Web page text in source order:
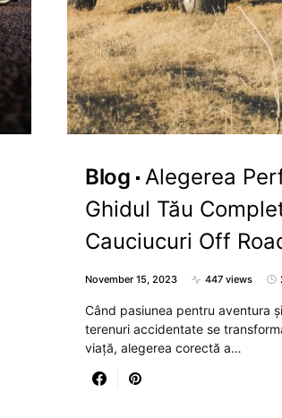
Blog Alegerea
Ghidul Tău
Cauciucuri Off
November 15, 2023 447 views
Când pasiunea pentru aventura
terenuri accidentate se
viață, alegerea corectă a…